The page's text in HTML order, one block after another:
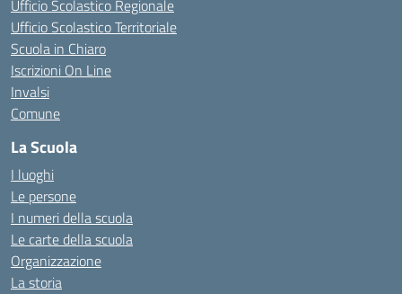
Ufficio Scolastico Regionale
Ufficio Scolastico Territoriale
Scuola in Chiaro
Iscrizioni On Line
Invalsi
Comune
La Scuola
I luoghi
Le persone
I numeri della scuola
Le carte della scuola
Organizzazione
La storia